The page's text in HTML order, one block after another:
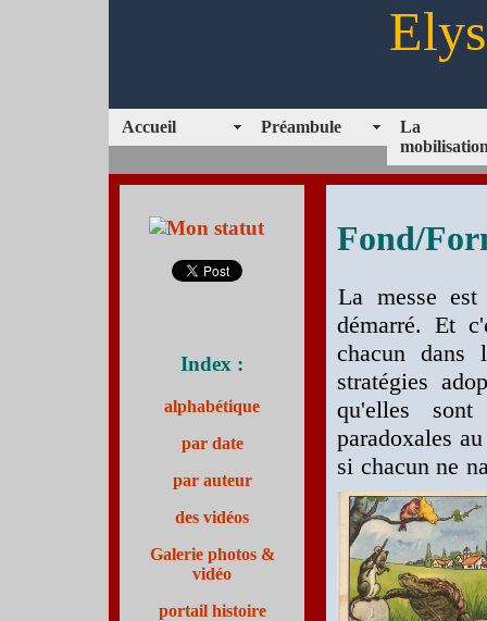
Accueil Préambule
La
Fond/
La messe
démarré. Et
chacun dans
stratégies
qu'elles
paradoxales
si chacun ne
Index :
alphabétique
par date
par auteur
des vidéos
Galerie photos &
vidéo
portail histoire